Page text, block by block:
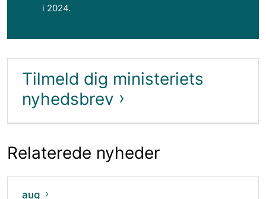
i 2024.
Tilmeld dig ministeriets
nyhedsbrev
Relaterede nyheder
aug